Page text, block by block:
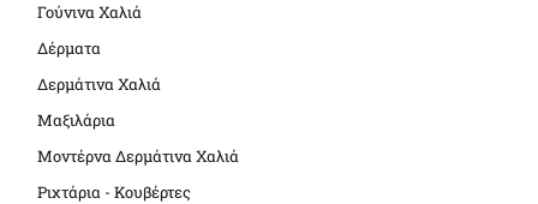
Γούνινα Χαλιά
Δέρματα
Δερμάτινα Χαλιά
Μαξιλάρια
Μοντέρνα Δερμάτινα Χαλιά
Ριχτάρια - Κουβέρτες